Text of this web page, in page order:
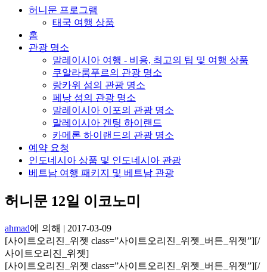
허니문 프로그램
태국 여행 상품
홈
관광 명소
말레이시아 여행 - 비용, 최고의 팁 및 여행 상품
쿠알라룸푸르의 관광 명소
랑카위 섬의 관광 명소
페낭 섬의 관광 명소
말레이시아 이포의 관광 명소
말레이시아 겐팅 하이랜드
카메론 하이랜드의 관광 명소
예약 요청
인도네시아 상품 및 인도네시아 관광
베트남 여행 패키지 및 베트남 관광
허니문 12일 이코노미
ahmad에 의해 | 2017-03-09
[사이트오리진_위젯 class=”사이트오리진_위젯_버튼_위젯”][/
사이트오리진_위젯]
[사이트오리진_위젯 class=”사이트오리진_위젯_버튼_위젯”][/